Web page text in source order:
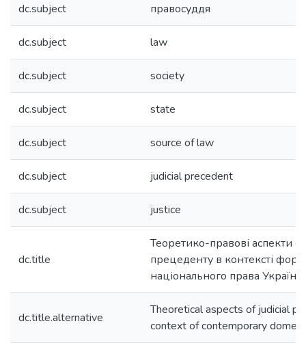
dc.subject правосуддя
dc.subject law
dc.subject society
dc.subject state
dc.subject source of law
dc.subject judicial precedent
dc.subject justice
dc.title
Теоретико-правові аспекти
прецеденту в контексті
національного права України
dc.title.alternative
Theoretical aspects of judicial
context of contemporary